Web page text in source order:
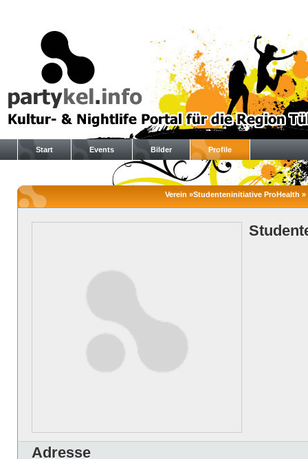
Start Events Bilder Profile
Verein »Studenteninitiative ProHealth »
Adresse